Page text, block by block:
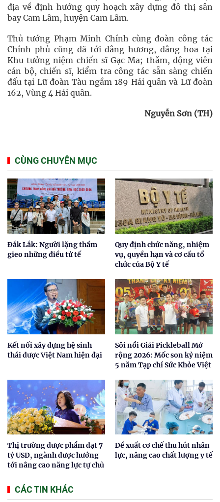
địa về định hướng quy hoạch xây dựng đô thị sân
bay Cam Lâm, huyện Cam Lâm.
Thủ tướng Phạm Minh Chính cùng đoàn công tác
Chính phủ cũng đã tới dâng hương, dâng hoa tại
Khu tưởng niệm chiến sĩ Gạc Ma; thăm, động viên
cán bộ, chiến sĩ, kiểm tra công tác sẵn sàng chiến
đấu tại Lữ đoàn Tàu ngầm 189 Hải quân và Lữ đoàn
162, Vùng 4 Hải quân.
Nguyễn Sơn (TH)
CÙNG CHUYÊN MỤC
Đắk Lắk: Người lặng thầm
gieo những điều tử tế
Quy định chức năng, nhiệm
vụ, quyền hạn và cơ cấu tổ
chức của Bộ Y tế
Kết nối xây dựng hệ sinh
thái dược Việt Nam hiện đại
Sôi nổi Giải Pickleball Mở
rộng 2026: Mốc son kỷ niệm
5 năm Tạp chí Sức Khỏe Việt
Thị trường dược phẩm đạt 7
tỷ USD, ngành dược hướng
tới nâng cao năng lực tự chủ
Đề xuất cơ chế thu hút nhân
lực, nâng cao chất lượng y tế
CÁC TIN KHÁC